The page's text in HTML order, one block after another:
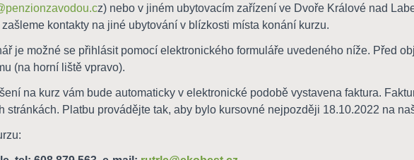
z) nebo v jiném ubytovacím zařízení ve Dvoře Králové nad
kontakty na jiné ubytování v blízkosti místa konání kurzu.
je možné se přihlásit pomocí elektronického formuláře uvedeného níže. Před
(na horní liště vpravo).
na kurz vám bude automaticky v elektronické podobě vystavena faktura.
stránkách. Platbu provádějte tak, aby bylo kursovné nejpozději 18.10.2022 na